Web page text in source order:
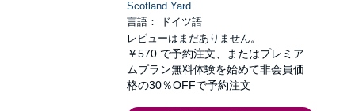
Scotland Yard
言語： ドイツ語
レビューはまだありません。
￥570 で予約注文、またはプレミア
ムプラン無料体験を始めて非会員価
格の30％OFFで予約注文